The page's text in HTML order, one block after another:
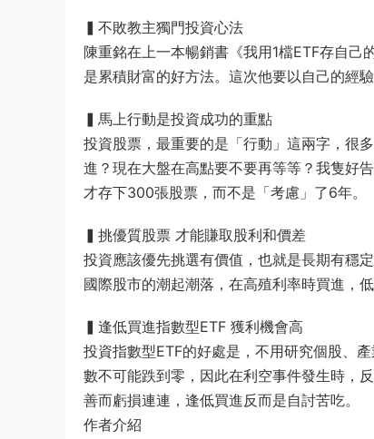
▍不敗教主獨門投資心法
陳重銘在上一本暢銷書《我用1檔ETF存自己
是累積財富的好方法。這次他要以自己的經
▍馬上行動是投資成功的重點
投資股票，最重要的是「行動」這兩字，很
進？現在大盤在高點要不要再等等？我隻好
才存下300張股票，而不是「考慮」了6年。
▍挑優質股票 才能賺取股利和價差
投資應該優先挑選有價值，也就是長期有穩
國際股市的潮起潮落，在高殖利率時買進，
▍逢低買進指數型ETF 獲利機會高
投資指數型ETF的好處是，不用研究個股、
數不可能跌到零，因此在利空事件發生時，
善而虧損連連，逢低買進反而是自討苦吃。
作者介紹